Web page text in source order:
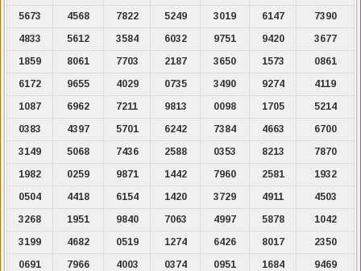
5673
4568 7822 5249 3019 6147
7390
4833
5612 3584 6032 9751 9420
3677
1859
8061 7703 2187 3650 1573
0861
6172
9655 4029 0735 3490 9274
4119
1087
6962 7211 9813 0098 1705
5214
0383
4397 5701 6242 7384 4663
6700
3149
5068 7436 2588 0353 8213
7870
1982
0259 9871 1442 7960 2581
1932
0504
4418 6154 1420 3729 4911
4503
3268
1951 9840 7063 4997 5878
1042
3199
4682 0519 1274 6426 8017
2350
0691
7966 4003 0374 0951 1684
9469